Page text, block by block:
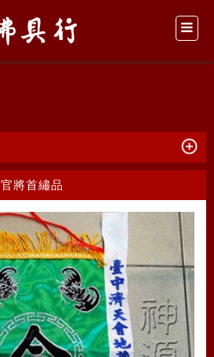
官將首繡品